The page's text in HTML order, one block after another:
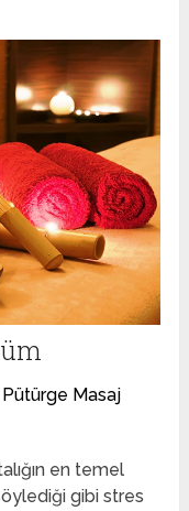
Pütürge Masaj
en temel
gibi stres